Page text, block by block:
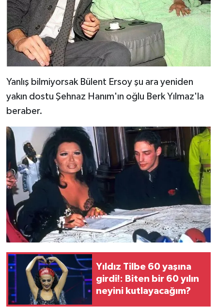
Yanlış bilmiyorsak Bülent Ersoy şu ara yeniden
yakın dostu Şehnaz Hanım'ın oğlu Berk Yılmaz'la
beraber.
Yıldız Tilbe 60 yaşına
girdi!: Biten bir 60 yılın
neyini kutlayacağım?